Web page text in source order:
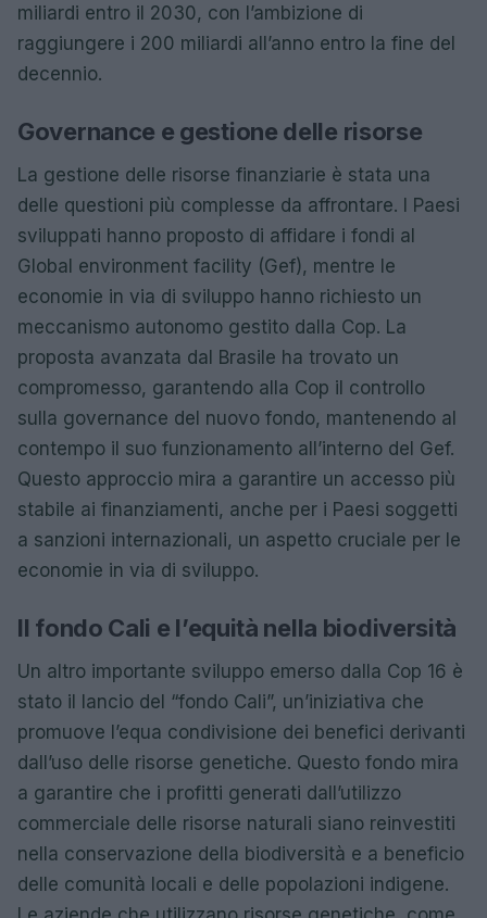
miliardi entro il 2030, con l’ambizione di
raggiungere i 200 miliardi all’anno entro la fine del
decennio.
Governance e gestione delle risorse
La gestione delle risorse finanziarie è stata una
delle questioni più complesse da affrontare. I Paesi
sviluppati hanno proposto di affidare i fondi al
Global environment facility (Gef), mentre le
economie in via di sviluppo hanno richiesto un
meccanismo autonomo gestito dalla Cop. La
proposta avanzata dal Brasile ha trovato un
compromesso, garantendo alla Cop il controllo
sulla governance del nuovo fondo, mantenendo al
contempo il suo funzionamento all’interno del Gef.
Questo approccio mira a garantire un accesso più
stabile ai finanziamenti, anche per i Paesi soggetti
a sanzioni internazionali, un aspetto cruciale per le
economie in via di sviluppo.
Il fondo Cali e l’equità nella biodiversità
Un altro importante sviluppo emerso dalla Cop 16 è
stato il lancio del “fondo Cali”, un’iniziativa che
promuove l’equa condivisione dei benefici derivanti
dall’uso delle risorse genetiche. Questo fondo mira
a garantire che i profitti generati dall’utilizzo
commerciale delle risorse naturali siano reinvestiti
nella conservazione della biodiversità e a beneficio
delle comunità locali e delle popolazioni indigene.